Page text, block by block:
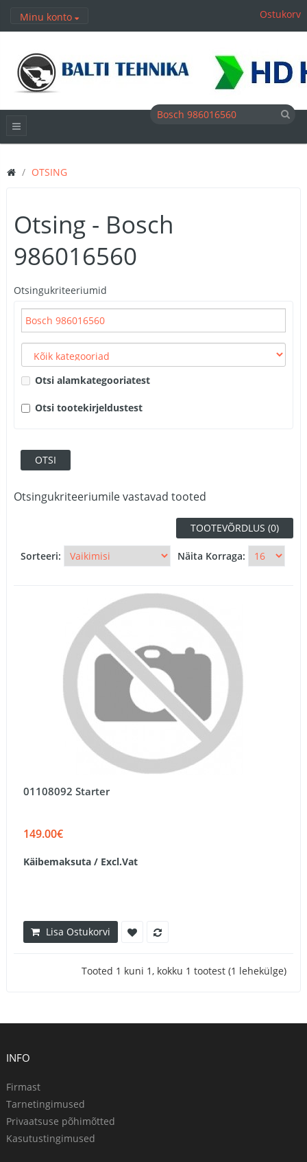
Minu konto Ostukorv
OTSING
Otsing - Bosch
986016560
Otsingukriteeriumid
Otsi alamkategooriatest
Otsi tootekirjeldustest
Otsingukriteeriumile vastavad tooted
TOOTEVÕRDLUS (0)
Sorteeri: Näita Korraga:
01108092 Starter
149.00€
Käibemaksuta / Excl.Vat
Lisa Ostukorvi
Tooted 1 kuni 1, kokku 1 tootest (1 lehekülge)
INFO
Firmast
Tarnetingimused
Privaatsuse põhimõtted
Kasutustingimused